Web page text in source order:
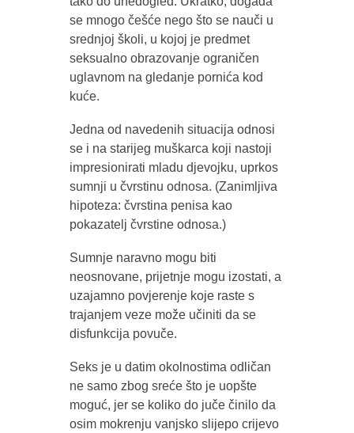
se mnogo češće nego što se nauči u
srednjoj školi, u kojoj je predmet
seksualno obrazovanje ograničen
uglavnom na gledanje pornića kod
kuće.
Jedna od navedenih situacija odnosi
se i na starijeg muškarca koji nastoji
impresionirati mladu djevojku, uprkos
sumnji u čvrstinu odnosa. (Zanimljiva
hipoteza: čvrstina penisa kao
pokazatelj čvrstine odnosa.)
Sumnje naravno mogu biti
neosnovane, prijetnje mogu izostati, a
uzajamno povjerenje koje raste s
trajanjem veze može učiniti da se
disfunkcija povuče.
Seks je u datim okolnostima odličan
ne samo zbog sreće što je uopšte
moguć, jer se koliko do juče činilo da
osim mokrenju vanjsko slijepo crijevo